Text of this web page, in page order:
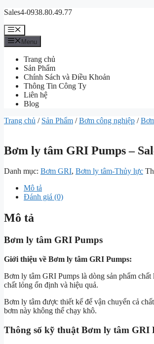
Chuyển
nội
dung
Sales4-0938.80.49.77
Menu
Menu
Trang chủ
Sản Phẩm
Chính Sách và Điều Khoản
Thông Tin Công Ty
Liên hệ
Blog
Trang chủ / Sản Phẩm /Bơm công nghiệp /
Bơm ly tâm GRI Pumps –
Danh mục: Bơm GRI, Bơm ly tâm-Thủy lực
Mô tả
Đánh giá (0)
Mô tả
Bơm ly tâm GRI Pumps
Giới thiệu về Bơm ly tâm GRI Pumps:
Bơm ly tâm GRI Pumps là dòng sản phẩm
chất lỏng ổn định và hiệu quả.
Bơm ly tâm được thiết kế để vận chuyển cả
bơm này không thể chạy khô.
Thông số kỹ thuật Bơm ly tâm GRI